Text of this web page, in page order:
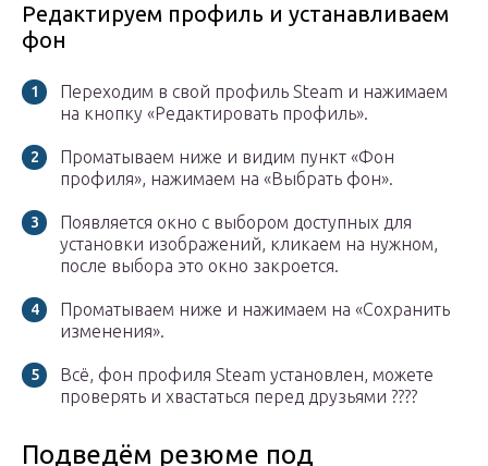
Редактируем профиль и устанавливаем
фон
Переходим в свой профиль Steam и нажимаем
на кнопку «Редактировать профиль».
Проматываем ниже и видим пункт «Фон
профиля», нажимаем на «Выбрать фон».
Появляется окно с выбором доступных для
установки изображений, кликаем на нужном,
после выбора это окно закроется.
Проматываем ниже и нажимаем на «Сохранить
изменения».
Всё, фон профиля Steam установлен, можете
проверять и хвастаться перед друзьями ????
Подведём резюме под